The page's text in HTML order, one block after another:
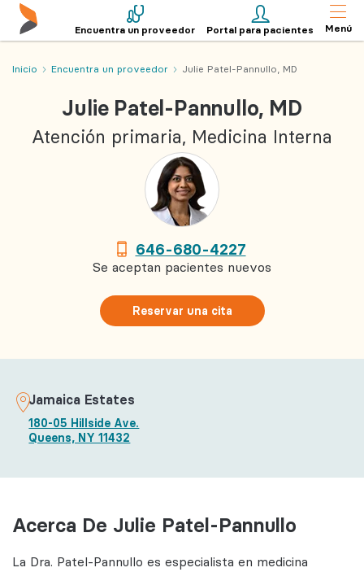
Encuentra un proveedor Portal para pacientes Menú
Inicio Encuentra un proveedor Julie Patel-Pannullo, MD
Julie Patel-Pannullo, MD
Atención primaria, Medicina Interna
646-680-4227
Se aceptan pacientes nuevos
Reservar una cita
Jamaica Estates
180-05 Hillside Ave.
Queens, NY 11432
Acerca De Julie Patel-Pannullo
La Dra. Patel-Pannullo es especialista en medicina